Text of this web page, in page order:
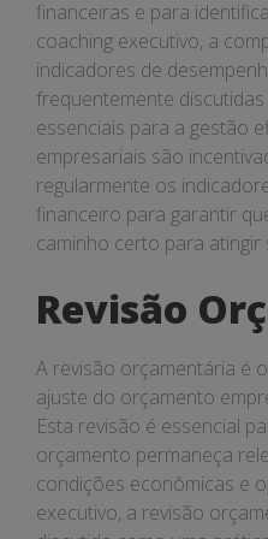
financeiras e para
coaching executivo, a
indicadores de
frequentemente
essenciais para a gestão
empresariais são
regularmente os
financeiro para garantir
caminho certo para
Revisão
A revisão orçamentária é
ajuste do orçamento
Esta revisão é essencial
orçamento permaneça
condições econômicas e
executivo, a revisão